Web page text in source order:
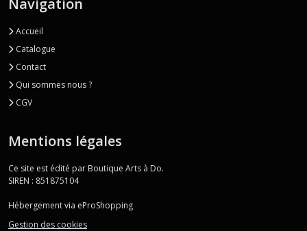
Navigation
Accueil
Catalogue
Contact
Qui sommes nous ?
CGV
Mentions légales
Ce site est édité par Boutique Arts à Do.
SIREN : 851875104
Hébergement via eProShopping
Gestion des cookies